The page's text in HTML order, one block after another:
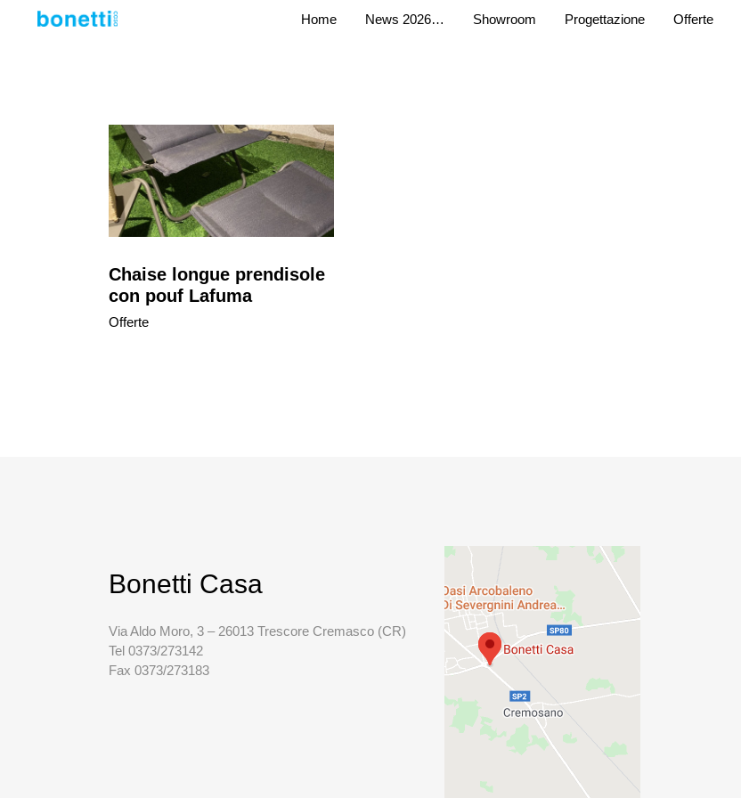
Home News 2026… Showroom Progettazione Offerte
Chaise longue prendisole
con pouf Lafuma
Offerte
Bonetti Casa
Via Aldo Moro, 3 – 26013 Trescore Cremasco (CR)
Tel 0373/273142
Fax 0373/273183